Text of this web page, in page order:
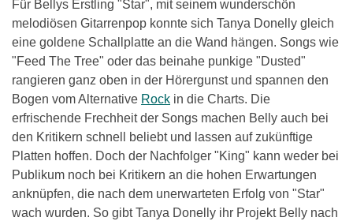
Für Bellys Erstling "Star", mit seinem wunderschön
melodiösen Gitarrenpop konnte sich Tanya Donelly gleich
eine goldene Schallplatte an die Wand hängen. Songs wie
"Feed The Tree" oder das beinahe punkige "Dusted"
rangieren ganz oben in der Hörergunst und spannen den
Bogen vom Alternative Rock in die Charts. Die
erfrischende Frechheit der Songs machen Belly auch bei
den Kritikern schnell beliebt und lassen auf zukünftige
Platten hoffen. Doch der Nachfolger "King" kann weder bei
Publikum noch bei Kritikern an die hohen Erwartungen
anknüpfen, die nach dem unerwarteten Erfolg von "Star"
wach wurden. So gibt Tanya Donelly ihr Projekt Belly nach